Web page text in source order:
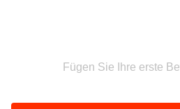
Fügen Sie Ihre erste